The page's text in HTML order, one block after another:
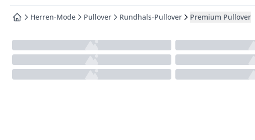
zur Startseite
Herren-Mode Pullover Rundhals-Pullover Premium Pullover